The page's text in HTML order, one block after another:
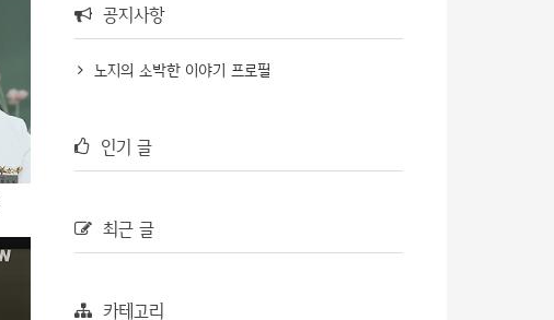
공지사항
노지의 소박한 이야기 프로필
인기 글
최근 글
카테고리